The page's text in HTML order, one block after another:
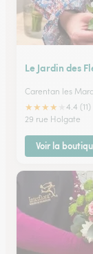
Le Jardin des
Carentan les
★★★★
4.4 (11)
29 rue Holgate
Voir la